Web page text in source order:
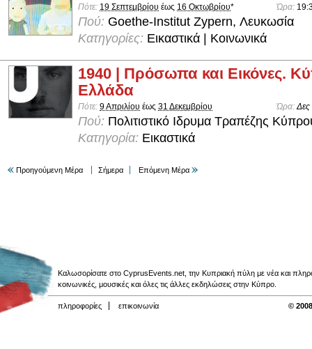
Πότε: 19 Σεπτεμβρίου έως 16 Οκτωβρίου* Ώρα:
Πού: Goethe-Institut Zypern, Λευκωσία
Κατηγορίες: Εικαστικά | Κοινωνικά
1940 | Πρόσωπα και Εικόνες.
Ελλάδα
Πότε: 9 Απριλίου έως 31 Δεκεμβρίου Ώρα:Δες
Πού: Πολιτιστικό Ιδρυμα Τραπέζης
Κατηγορία: Εικαστικά
Προηγούμενη Μέρα Σήμερα Επόμενη Μέρα
Καλωσορίσατε στο CyprusEvents.net, την Κυπριακή πύλη με νέα και
κοινωνικές, μουσικές και όλες τις άλλες εκδηλώσεις στην Κύπρο.
πληροφορίες επικοινωνία ©